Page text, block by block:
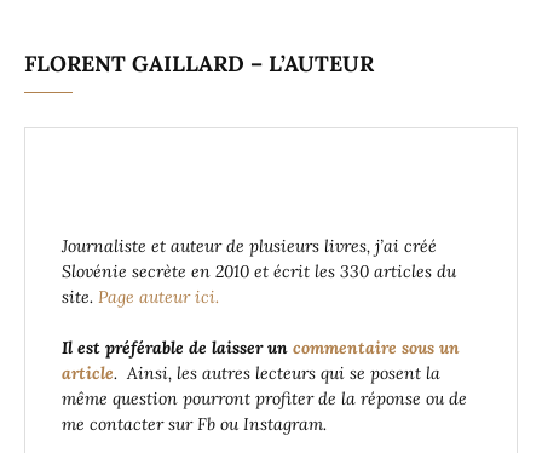
FLORENT GAILLARD – L’AUTEUR
Journaliste et auteur de plusieurs livres, j’ai créé
Slovénie secrète en 2010 et écrit les 330 articles du
site. Page auteur ici.
Il est préférable de laisser un commentaire sous un
article. Ainsi, les autres lecteurs qui se posent la
même question pourront profiter de la réponse ou de
me contacter sur Fb ou Instagram.